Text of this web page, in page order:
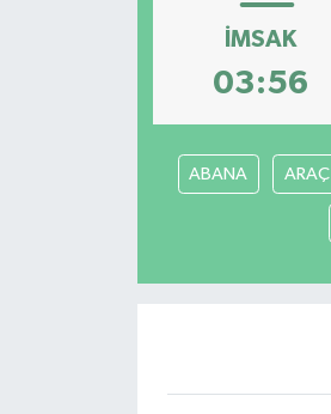
İMSAK
03:56
ABANA ARAÇ
GÜNCEL